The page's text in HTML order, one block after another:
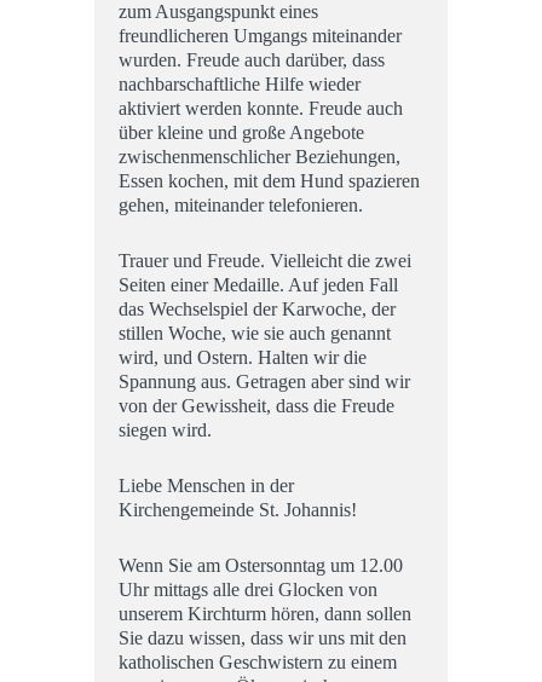
zum Ausgangspunkt eines
freundlicheren Umgangs miteinander
wurden. Freude auch darüber, dass
nachbarschaftliche Hilfe wieder
aktiviert werden konnte. Freude auch
über kleine und große Angebote
zwischenmenschlicher Beziehungen,
Essen kochen, mit dem Hund spazieren
gehen, miteinander telefonieren.
Trauer und Freude. Vielleicht die zwei
Seiten einer Medaille. Auf jeden Fall
das Wechselspiel der Karwoche, der
stillen Woche, wie sie auch genannt
wird, und Ostern. Halten wir die
Spannung aus. Getragen aber sind wir
von der Gewissheit, dass die Freude
siegen wird.
Liebe Menschen in der
Kirchengemeinde St. Johannis!
Wenn Sie am Ostersonntag um 12.00
Uhr mittags alle drei Glocken von
unserem Kirchturm hören, dann sollen
Sie dazu wissen, dass wir uns mit den
katholischen Geschwistern zu einem